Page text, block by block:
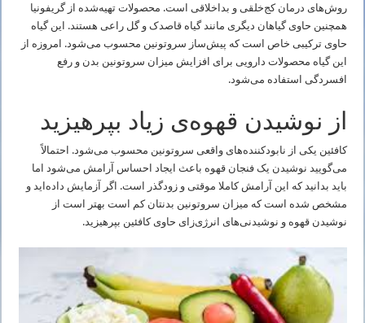
روش‌های درمان کج‌خلقی و بداخلاقی است. محصولات تهیه‌شده از گریفونیا
همچنین حاوی گیاهان دیگری مانند گیاه قاصدک و گل راعی هستند. این گیاه
حاوی ترکیبی خاص است که پیش‌ساز سروتونین محسوب می‌شود. امروزه از
این گیاه محصولات دارویی برای افزایش میزان سروتونین بدن و رفع
افسردگی استفاده می‌شود.
از نوشیدن قهوه‌ی زیاد بپرهیزید
کافئین یکی از نابودکننده‌های واقعی سروتونین محسوب می‌شود. احتمالاً
می‌گویید نوشیدن یک فنجان قهوه باعث ایجاد احساس آرامش می‌شود اما
باید بدانید که این آرامش کاملا موقتی و زودگذر است. اگر آزمایش داده‌اید و
مشخص شده است که میزان سروتونین بدنتان کم است بهتر است از
نوشیدن قهوه و نوشیدنی‌های انرژی‌زای حاوی کافئین بپرهیزید.